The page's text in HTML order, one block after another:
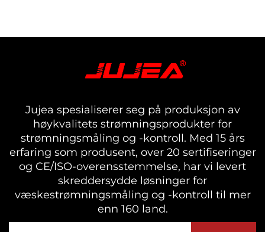
Jujea spesialiserer seg på produksjon av
høykvalitets strømningsprodukter for
strømningsmåling og -kontroll. Med 15 års
erfaring som produsent, over 20 sertifiseringer
og CE/ISO-overensstemmelse, har vi levert
skreddersydde løsninger for
væskestrømningsmåling og -kontroll til mer
enn 160 land.